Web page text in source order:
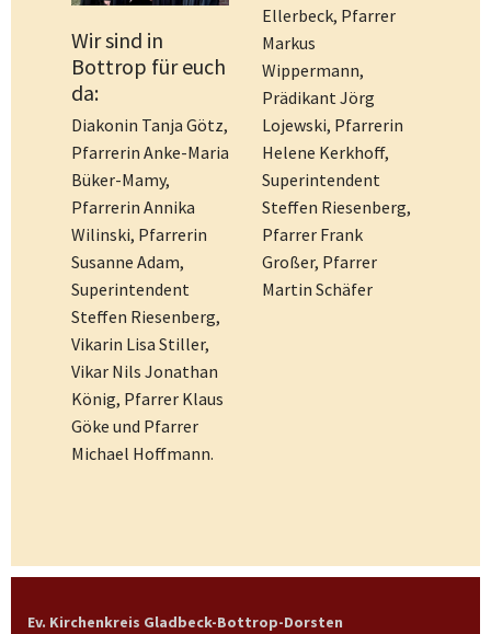
Wir sind in
Bottrop für euch
da:
Diakonin Tanja Götz,
Pfarrerin Anke-Maria
Büker-Mamy,
Pfarrerin Annika
Wilinski, Pfarrerin
Susanne Adam,
Superintendent
Steffen Riesenberg,
Vikarin Lisa Stiller,
Vikar Nils Jonathan
König, Pfarrer Klaus
Göke und Pfarrer
Michael Hoffmann.
Ellerbeck, Pfarrer
Markus
Wippermann,
Prädikant Jörg
Lojewski, Pfarrerin
Helene Kerkhoff,
Superintendent
Steffen Riesenberg,
Pfarrer Frank
Großer, Pfarrer
Martin Schäfer
Ev. Kirchenkreis Gladbeck-Bottrop-Dorsten